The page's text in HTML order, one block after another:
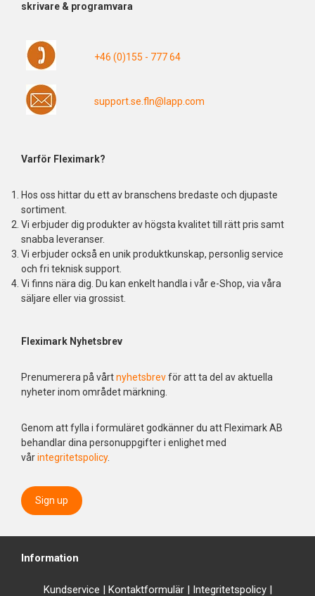
skrivare & programvara
+46 (0)155 - 777 64
support.se.fln@lapp.com
Varför Fleximark?
Hos oss hittar du ett av branschens bredaste och djupaste
sortiment.
Vi erbjuder dig produkter av högsta kvalitet till rätt pris samt
snabba leveranser.
Vi erbjuder också en unik produktkunskap, personlig service
och fri teknisk support.
Vi finns nära dig. Du kan enkelt handla i vår e-Shop, via våra
säljare eller via grossist.
Fleximark Nyhetsbrev
Prenumerera på vårtnyhetsbrevför att ta del av aktuella
nyheter inom området märkning.
Genom att fylla i formuläret godkänner du att Fleximark AB
behandlar dina personuppgifter i enlighet med
vårintegritetspolicy.
Sign up
Information
Kundservice | Kontaktformulär| Integritetspolicy|